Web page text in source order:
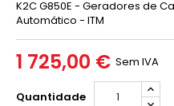
K2C G850E - Geradores de
Automático - ITM
1 725,00 € Sem IVA
Quantidade